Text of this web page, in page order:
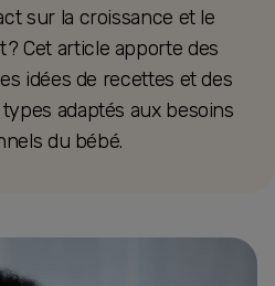
sur la croissance et le
? Cet article apporte des
idées de recettes et des
adaptés aux besoins
du bébé.